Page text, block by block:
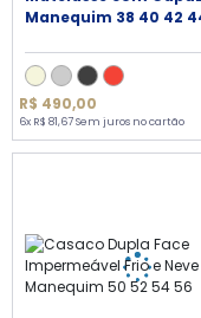
Manequim 38 40 42
R$ 490,00
6x R$ 81,67 Sem juros no cartão